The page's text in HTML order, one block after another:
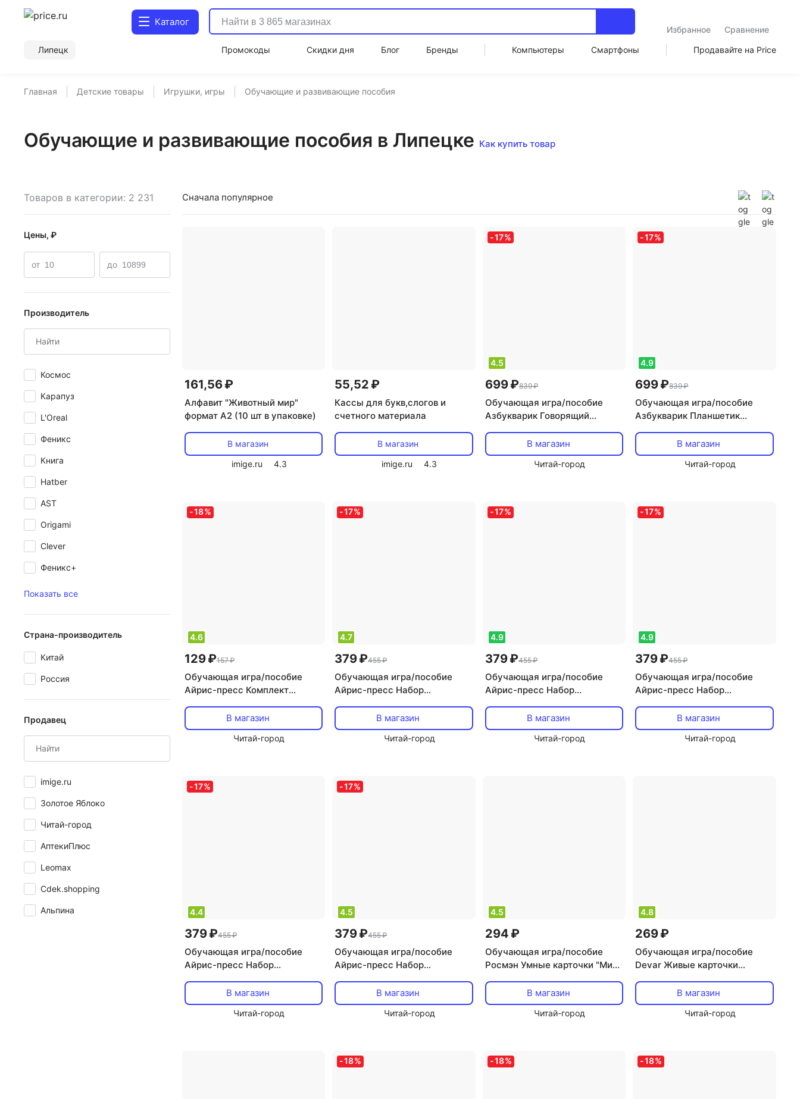
Каталог
Избранное
Сравнение
Липецк
Промокоды Скидки дня Блог Бренды Компьютеры Смартфоны Продавайте на Price
Главная Детские товары Игрушки, игры Обучающие и развивающие пособия
Обучающие и развивающие пособия в Липецке Как купить товар
Товаров в категории: 2 231
Цены, ₽
от до
Производитель
Космос
Карапуз
L'Oreal
Феникс
Книга
Hatber
AST
Origami
Clever
Феникс+
Показать все
Страна-производитель
Китай
Россия
Продавец
imige.ru
Золотое Яблоко
Читай-город
АптекиПлюс
Leomax
Cdek.shopping
Альпина
Сначала популярное
161,56 ₽
Алфавит "Животный мир"
формат А2 (10 шт в упаковке)
В магазин
imige.ru
4.3
55,52 ₽
Кассы для букв,слогов и
счетного материала
В магазин
imige.ru
4.3
-17%
4.5
699 ₽839 ₽
Обучающая игра/пособие
Азбукварик Говорящий
В магазин
Читай-город
-17%
4.9
699 ₽839 ₽
Обучающая игра/пособие
Азбукварик Планшетик
В магазин
Читай-город
-18%
4.6
129 ₽157 ₽
Обучающая игра/пособие
Айрис-пресс Комплект
Считаем от 1 до 12
В магазин
Читай-город
-17%
4.7
379 ₽455 ₽
Обучающая игра/пособие
Айрис-пресс Набор
дошколят. Бельчонок
В магазин
Читай-город
-17%
4.9
379 ₽455 ₽
Обучающая игра/пособие
Айрис-пресс Набор
дошколят. Мишутка
В магазин
Читай-город
-17%
4.9
379 ₽455 ₽
Обучающая игра/пособие
Айрис-пресс Набор
дошколят. Львенок
В магазин
Читай-город
-17%
4.4
379 ₽455 ₽
Обучающая игра/пособие
Айрис-пресс Набор
дошколят. Слонёнок
В магазин
Читай-город
-17%
4.5
379 ₽455 ₽
Обучающая игра/пособие
Айрис-пресс Набор
дошколят. Совёнок
В магазин
Читай-город
4.5
294 ₽
Обучающая игра/пособие
Росмэн Умные карточки "Мир
В магазин
Читай-город
4.8
269 ₽
Обучающая игра/пособие
Devar Живые карточки
В магазин
Читай-город
-18% -18% -18%